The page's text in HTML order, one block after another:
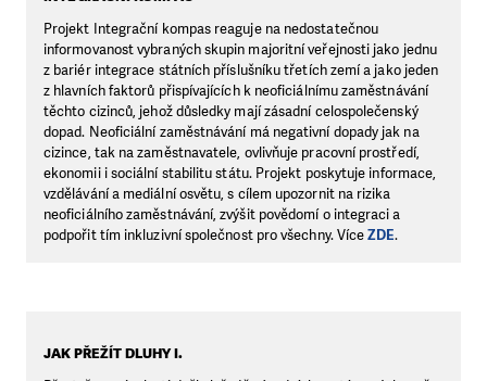
Projekt Integrační kompas reaguje na nedostatečnou
informovanost vybraných skupin majoritní veřejnosti jako jednu
z bariér integrace státních příslušníku třetích zemí a jako jeden
z hlavních faktorů přispívajících k neoficiálnímu zaměstnávání
těchto cizinců, jehož důsledky mají zásadní celospolečenský
dopad. Neoficiální zaměstnávání má negativní dopady jak na
cizince, tak na zaměstnavatele, ovlivňuje pracovní prostředí,
ekonomii i sociální stabilitu státu. Projekt poskytuje informace,
vzdělávání a mediální osvětu, s cílem upozornit na rizika
neoficiálního zaměstnávání, zvýšit povědomí o integraci a
podpořit tím inkluzivní společnost pro všechny. VíceZDE.
JAK PŘEŽÍT DLUHY I.